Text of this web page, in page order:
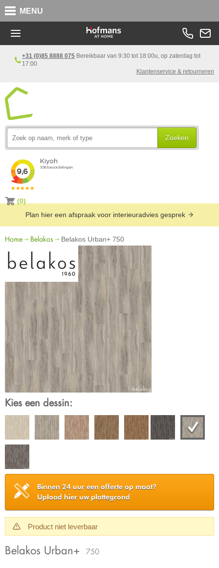
MENU
+31 (0)85 8888 075 Bereikbaar van 9:30 tot 18:00u, op zaterdag tot
17:00
Klantenservice & retourneren
Zoeken
(0)
Plan hier een afspraak voor interieuradvies gesprek
Home Belakos Belakos Urban+ 750
Kies een dessin:
Binnen 24 uur een offerte op maat?
Upload hier uw plattegrond
Product niet leverbaar
Belakos Urban+ 750